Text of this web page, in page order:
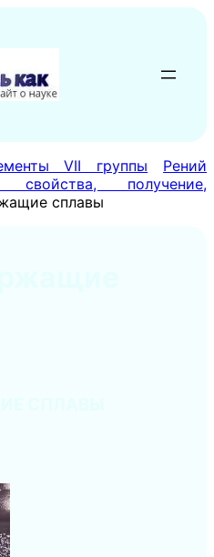
VII группы
Рений
свойства, получение,
сплавы